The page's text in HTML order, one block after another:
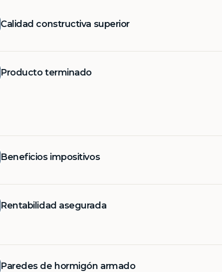
Calidad constructiva superior
Producto terminado
Beneficios impositivos
Rentabilidad asegurada
Paredes de hormigón armado